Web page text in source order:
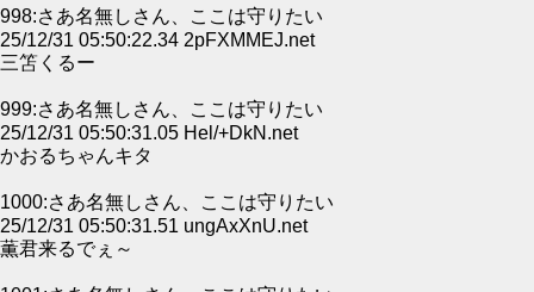
998:さあ名無しさん、ここは守りたい
25/12/31 05:50:22.34 2pFXMMEJ.net
三笘くるー
999:さあ名無しさん、ここは守りたい
25/12/31 05:50:31.05 Hel/+DkN.net
かおるちゃんキタ
1000:さあ名無しさん、ここは守りたい
25/12/31 05:50:31.51 ungAxXnU.net
薫君来るでぇ～